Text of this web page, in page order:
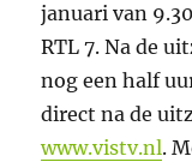
januari van
RTL 7. Na de
nog een half
direct na de
www.vistv.nl.